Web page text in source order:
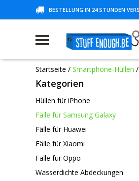
BESTELLUNG IN 24 STUNDEN
Startseite / Smartphone-Hüllen /
Kategorien
Hüllen für iPhone
Fälle für Samsung Galaxy
Fälle für Huawei
Fälle für Xiaomi
Fälle für Oppo
Wasserdichte Abdeckungen